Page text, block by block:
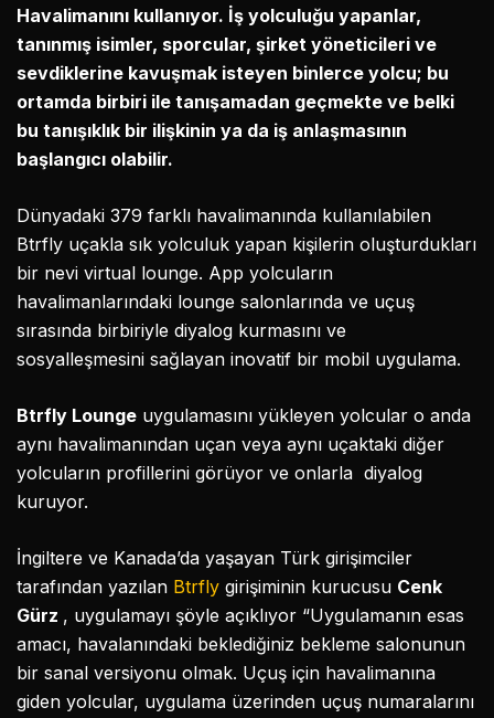
Havalimanını kullanıyor. İş yolculuğu yapanlar,
tanınmış isimler, sporcular, şirket yöneticileri ve
sevdiklerine kavuşmak isteyen binlerce yolcu; bu
ortamda birbiri ile tanışamadan geçmekte ve belki
bu tanışıklık bir ilişkinin ya da iş anlaşmasının
başlangıcı olabilir.
Dünyadaki 379 farklı havalimanında kullanılabilen
Btrfly uçakla sık yolculuk yapan kişilerin oluşturdukları
bir nevi virtual lounge. App yolcuların
havalimanlarındaki lounge salonlarında ve uçuş
sırasında birbiriyle diyalog kurmasını ve
sosyalleşmesini sağlayan inovatif bir mobil uygulama.
Btrfly Lounge uygulamasını yükleyen yolcular o anda
aynı havalimanından uçan veya aynı uçaktaki diğer
yolcuların profillerini görüyor ve onlarla diyalog
kuruyor.
İngiltere ve Kanada’da yaşayan Türk girişimciler
tarafından yazılan Btrfly girişiminin kurucusu Cenk
Gürz , uygulamayı şöyle açıklıyor “Uygulamanın esas
amacı, havalanındaki beklediğiniz bekleme salonunun
bir sanal versiyonu olmak. Uçuş için havalimanına
giden yolcular, uygulama üzerinden uçuş numaralarını